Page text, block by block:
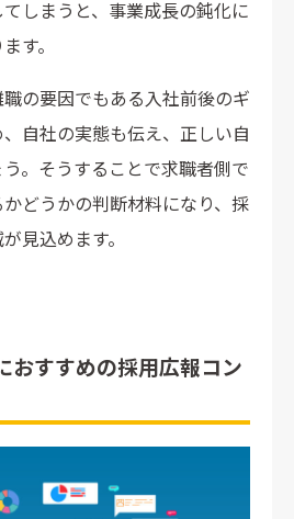
しまうと、事業成長の鈍化に
す。
の要因でもある入社前後のギ
自社の実態も伝え、正しい自
。そうすることで求職者側で
どうかの判断材料になり、採
見込めます。
おすすめの採用広報コン